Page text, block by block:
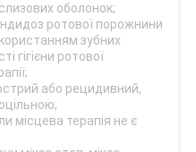
оболонок;
ротової порожнини
зубних
гігієни ротової
або рецидивний,
місцева терапія не є